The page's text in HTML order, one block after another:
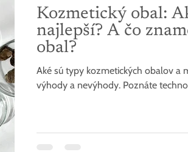
Kozmetický obal:
najlepší? A čo
obal?
Aké sú typy kozmetických obalov a
výhody a nevýhody. Poznáte